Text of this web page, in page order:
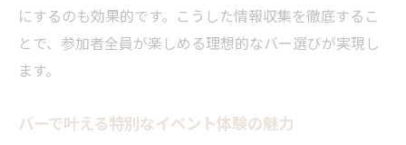
にするのも効果的です。こうした情報収集を徹底するこ
とで、参加者全員が楽しめる理想的なバー選びが実現し
ます。
バーで叶える特別なイベント体験の魅力